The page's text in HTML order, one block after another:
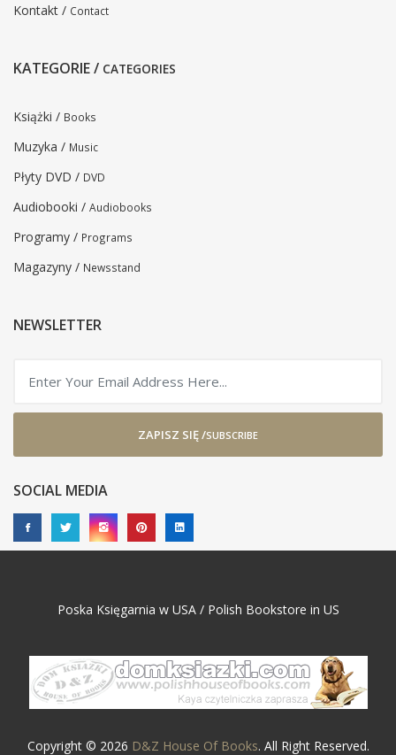
Kontakt / Contact
KATEGORIE / CATEGORIES
Książki / Books
Muzyka / Music
Płyty DVD / DVD
Audiobooki / Audiobooks
Programy / Programs
Magazyny / Newsstand
NEWSLETTER
ZAPISZ SIĘ /SUBSCRIBE
SOCIAL MEDIA
Poska Księgarnia w USA / Polish Bookstore in US
Copyright © 2026 D&Z House Of Books. All Right Reserved.